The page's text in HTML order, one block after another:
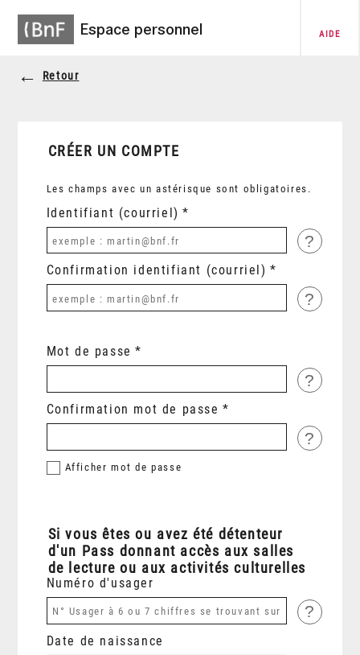
Espace personnel AIDE
Retour
CRÉER UN COMPTE
Les champs avec un astérisque sont obligatoires.
Identifiant (courriel)
?
Confirmation identifiant (courriel)
?
Mot de passe
?
Confirmation mot de passe
?
Afficher mot de passe
Si vous êtes ou avez été détenteur
d'un Pass donnant accès aux salles
de lecture ou aux activités culturelles
Numéro d'usager
?
Date de naissance